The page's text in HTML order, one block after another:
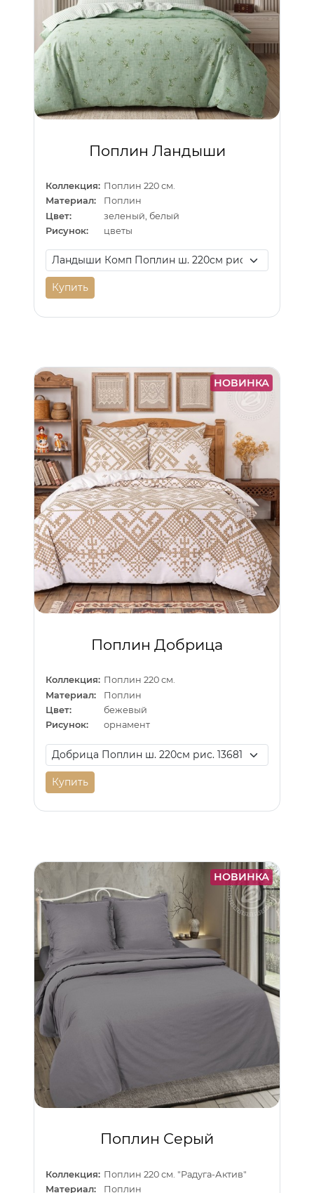
Поплин Ландыши
Коллекция: Поплин 220 см.
Материал:
Поплин
Цвет:
зеленый, белый
Рисунок:
цветы
Купить
НОВИНКА
Поплин Добрица
Коллекция: Поплин 220 см.
Материал:
Поплин
Цвет:
бежевый
Рисунок:
орнамент
Купить
НОВИНКА
Поплин Серый
Коллекция: Поплин 220 см. "Радуга-Актив"
Материал:
Поплин